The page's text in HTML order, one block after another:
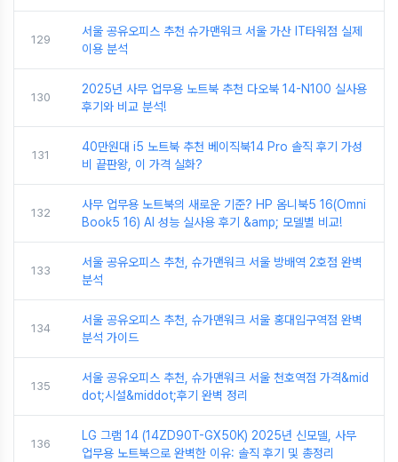
129
서울 공유오피스 추천 슈가맨워크 서울 가산 IT타워점 실제
이용 분석
130
2025년 사무 업무용 노트북 추천 다오북 14-N100 실사용
후기와 비교 분석!
131
40만원대 i5 노트북 추천 베이직북14 Pro 솔직 후기 가성
비 끝판왕, 이 가격 실화?
132
사무 업무용 노트북의 새로운 기준? HP 옴니북5 16(Omni
Book5 16) AI 성능 실사용 후기 &amp; 모델별 비교!
133
서울 공유오피스 추천, 슈가맨워크 서울 방배역 2호점 완벽
분석
134
서울 공유오피스 추천, 슈가맨워크 서울 홍대입구역점 완벽
분석 가이드
135
서울 공유오피스 추천, 슈가맨워크 서울 천호역점 가격&mid
dot;시설&middot;후기 완벽 정리
136
LG 그램 14 (14ZD90T-GX50K) 2025년 신모델, 사무
업무용 노트북으로 완벽한 이유: 솔직 후기 및 총정리